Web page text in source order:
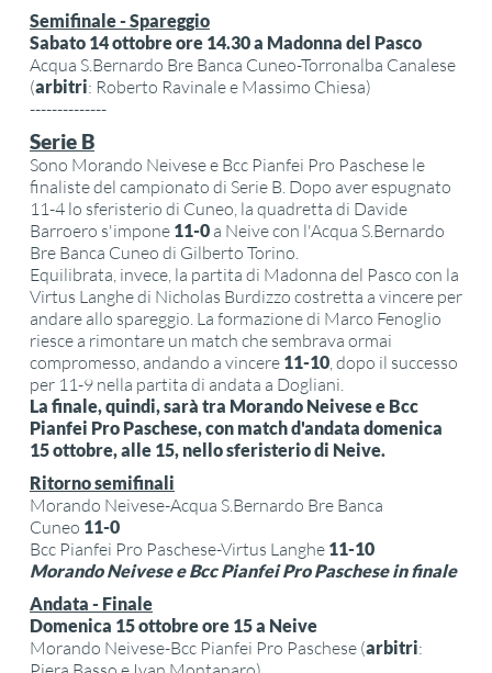
Semifinale - Spareggio
Sabato 14 ottobre ore 14.30 a Madonna del Pasco
Acqua S.Bernardo Bre Banca Cuneo-Torronalba Canalese
(arbitri: Roberto Ravinale e Massimo Chiesa)
--------------
Serie B
Sono Morando Neivese e Bcc Pianfei Pro Paschese le
finaliste del campionato di Serie B. Dopo aver espugnato
11-4 lo sferisterio di Cuneo, la quadretta di Davide
Barroero s'impone 11-0 a Neive con l'Acqua S.Bernardo
Bre Banca Cuneo di Gilberto Torino.
Equilibrata, invece, la partita di Madonna del Pasco con la
Virtus Langhe di Nicholas Burdizzo costretta a vincere per
andare allo spareggio. La formazione di Marco Fenoglio
riesce a rimontare un match che sembrava ormai
compromesso, andando a vincere 11-10, dopo il successo
per 11-9 nella partita di andata a Dogliani.
La finale, quindi, sarà tra Morando Neivese e Bcc
Pianfei Pro Paschese, con match d'andata domenica
15 ottobre, alle 15, nello sferisterio di Neive.
Ritorno semifinali
Morando Neivese-Acqua S.Bernardo Bre Banca
Cuneo 11-0
Bcc Pianfei Pro Paschese-Virtus Langhe 11-10
Morando Neivese e Bcc Pianfei Pro Paschese in finale
Andata - Finale
Domenica 15 ottobre ore 15 a Neive
Morando Neivese-Bcc Pianfei Pro Paschese (arbitri: